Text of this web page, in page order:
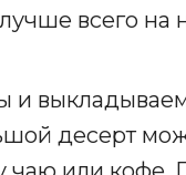
всего на
и
десерт